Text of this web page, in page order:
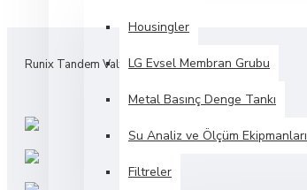
Housingler
LG Evsel Membran Grubu
Metal Basınç Denge Tankı
Su Analiz ve Ölçüm Ekipmanları
Filtreler
Runix Tandem Valf